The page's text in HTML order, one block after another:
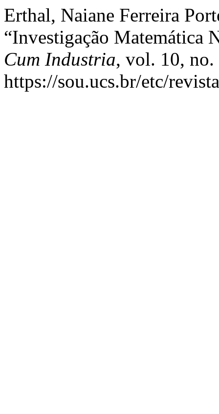
Erthal, Naiane Ferreira
“Investigação Matemática
Cum Industria, vol. 10, no.
https://sou.ucs.br/etc/